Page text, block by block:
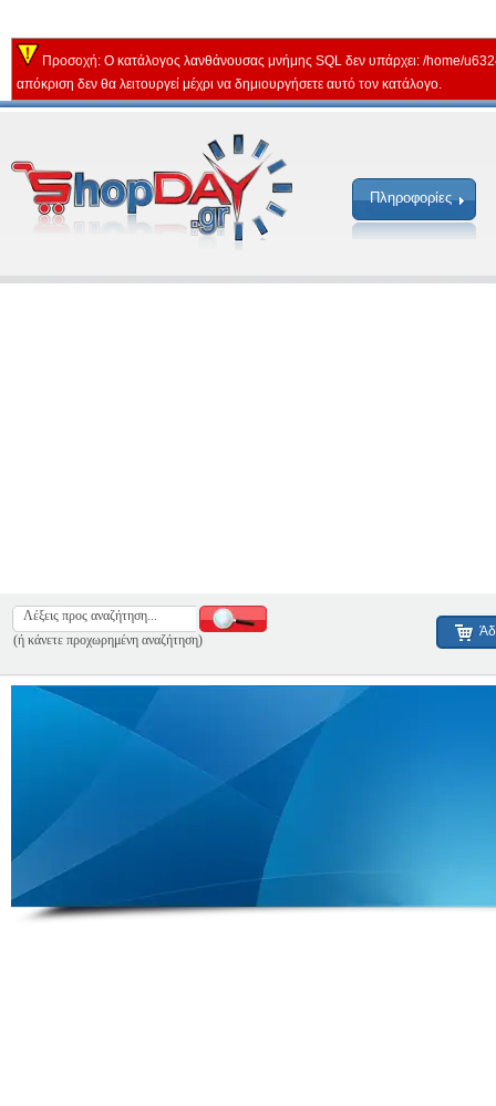
Προσοχή: Ο κατάλογος λανθάνουσας μνήμης SQL δεν υπάρχει: /home/
απόκριση δεν θα λειτουργεί μέχρι να δημιουργήσετε αυτό τον κατάλογο.
Πληροφορίες
(ή κάνετε προχωρημένη αναζήτηση)